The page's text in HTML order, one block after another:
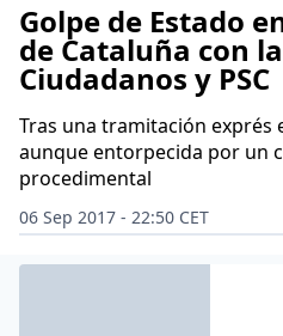
Golpe de Estado
de Cataluña con
Ciudadanos y PSC
Tras una tramitación exprés
aunque entorpecida por un
procedimental
06 Sep 2017 - 22:50 CET
Archivado en: ANC - ASAMBLEA